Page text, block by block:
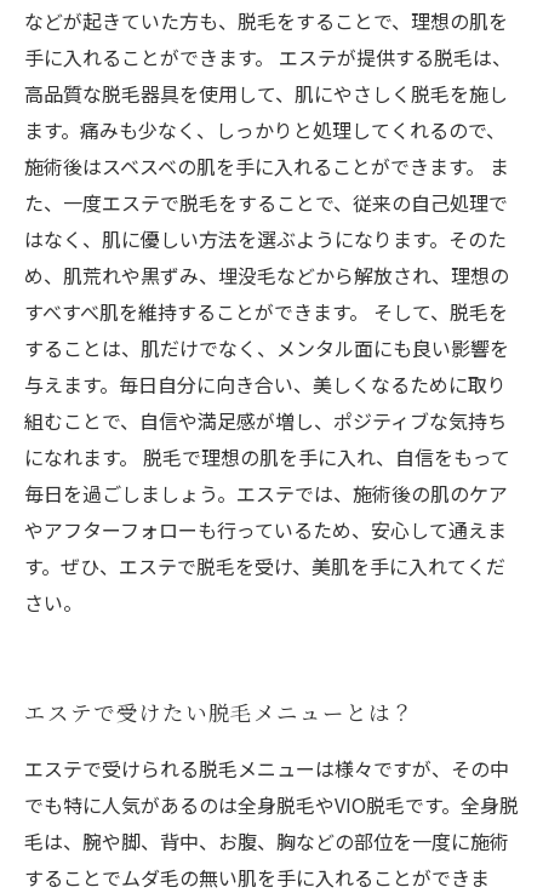
などが起きていた方も、脱毛をすることで、理想の肌を
手に入れることができます。 エステが提供する脱毛は、
高品質な脱毛器具を使用して、肌にやさしく脱毛を施し
ます。痛みも少なく、しっかりと処理してくれるので、
施術後はスベスベの肌を手に入れることができます。 ま
た、一度エステで脱毛をすることで、従来の自己処理で
はなく、肌に優しい方法を選ぶようになります。そのた
め、肌荒れや黒ずみ、埋没毛などから解放され、理想の
すべすべ肌を維持することができます。 そして、脱毛を
することは、肌だけでなく、メンタル面にも良い影響を
与えます。毎日自分に向き合い、美しくなるために取り
組むことで、自信や満足感が増し、ポジティブな気持ち
になれます。 脱毛で理想の肌を手に入れ、自信をもって
毎日を過ごしましょう。エステでは、施術後の肌のケア
やアフターフォローも行っているため、安心して通えま
す。ぜひ、エステで脱毛を受け、美肌を手に入れてくだ
さい。
エステで受けたい脱毛メニューとは？
エステで受けられる脱毛メニューは様々ですが、その中
でも特に人気があるのは全身脱毛やVIO脱毛です。全身脱
毛は、腕や脚、背中、お腹、胸などの部位を一度に施術
することでムダ毛の無い肌を手に入れることができま